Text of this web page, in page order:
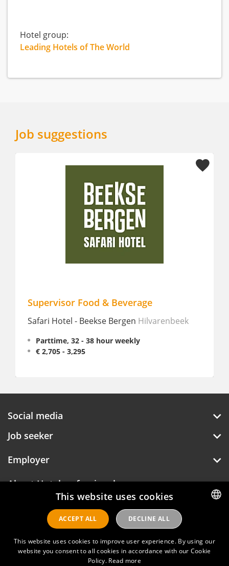
Hotel group:
Leading Hotels of The World
Job suggestions
Beverage
BergenHilvarenbeek
weekly
F&B Supervisor -
Holiday Inn Eindhoven
Fulltime
Social media
Job seeker
Employer
About Hotelprofessionals
Hotelprofessionals
ENGLISH
This website uses cookies
This website uses cookies to improve user experience. By using our
website you consent to all cookies in accordance with our Cookie
Policy. Read more
ACCEPT ALL DECLINE ALL